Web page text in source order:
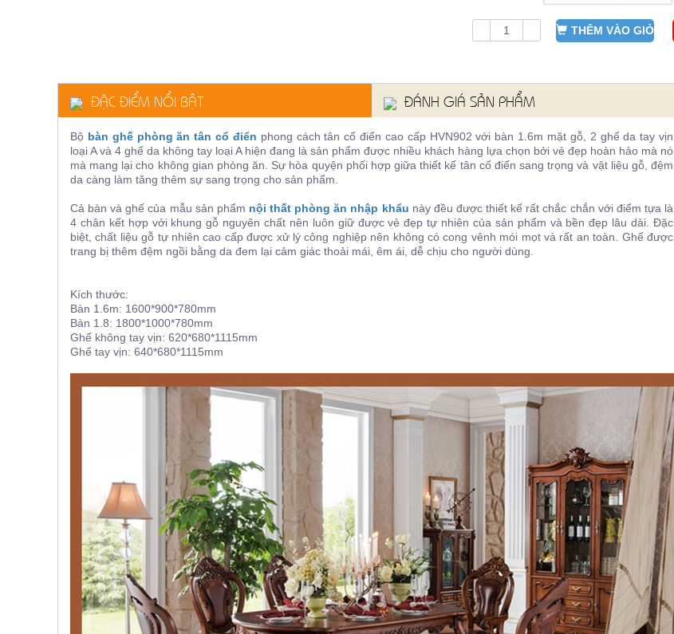
THÊM VÀO GIỎ
ĐẶC ĐIỂM NỔI BẬT ĐÁNH GIÁ SẢN PHẨM
Bộ bàn ghế phòng ăn tân cổ điển phong cách tân cổ điển cao cấp HVN902 với bàn 1.6m mặt gỗ, 2 ghế da tay vịn
loại A và 4 ghế da không tay loại A hiện đang là sản phẩm được nhiều khách hàng lựa chọn bởi vẻ đẹp hoàn hảo mà nó
mà mang lại cho không gian phòng ăn. Sự hòa quyện phối hợp giữa thiết kế tân cổ điển sang trọng và vật liệu gỗ, đệm
da càng làm tăng thêm sự sang trọng cho sản phẩm.
Cả bàn và ghế của mẫu sản phẩm nội thất phòng ăn nhập khẩu này đều được thiết kế rất chắc chắn với điểm tựa là
4 chân kết hợp với khung gỗ nguyên chất nên luôn giữ được vẻ đẹp tự nhiên của sản phẩm và bền đẹp lâu dài. Đặc
biệt, chất liệu gỗ tự nhiên cao cấp được xử lý công nghiệp nên không có cong vênh mói mọt và rất an toàn. Ghế được
trang bị thêm đệm ngồi bằng da đem lại cảm giác thoải mái, êm ái, dễ chịu cho người dùng.
Kích thước:
Bàn 1.6m: 1600*900*780mm
Bàn 1.8: 1800*1000*780mm
Ghế không tay vịn: 620*680*1115mm
Ghế tay vịn: 640*680*1115mm